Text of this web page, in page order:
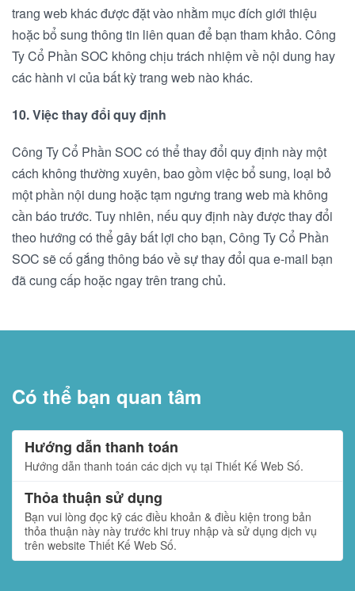
trang web khác được đặt vào nhằm mục đích giới thiệu
hoặc bổ sung thông tin liên quan để bạn tham khảo. Công
Ty Cổ Phần SOC không chịu trách nhiệm về nội dung hay
các hành vi của bất kỳ trang web nào khác.
10. Việc thay đổi quy định
Công Ty Cổ Phần SOC có thể thay đổi quy định này một
cách không thường xuyên, bao gồm việc bổ sung, loại bỏ
một phần nội dung hoặc tạm ngưng trang web mà không
cần báo trước. Tuy nhiên, nếu quy định này được thay đổi
theo hướng có thể gây bất lợi cho bạn, Công Ty Cổ Phần
SOC sẽ cố gắng thông báo về sự thay đổi qua e-mail bạn
đã cung cấp hoặc ngay trên trang chủ.
Có thể bạn quan tâm
Hướng dẫn thanh toán
Hướng dẫn thanh toán các dịch vụ tại Thiết Kế Web Số.
Thỏa thuận sử dụng
Bạn vui lòng đọc kỹ các điều khoản & điều kiện trong bản
thỏa thuận này này trước khi truy nhập và sử dụng dịch vụ
trên website Thiết Kế Web Số.